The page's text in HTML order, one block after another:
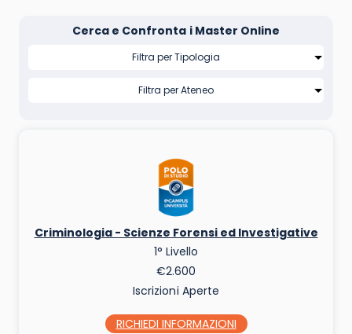
Cerca e Confronta i Master Online
Criminologia - Scienze Forensi ed Investigative
1° Livello
€2.600
Iscrizioni Aperte
RICHIEDI INFO